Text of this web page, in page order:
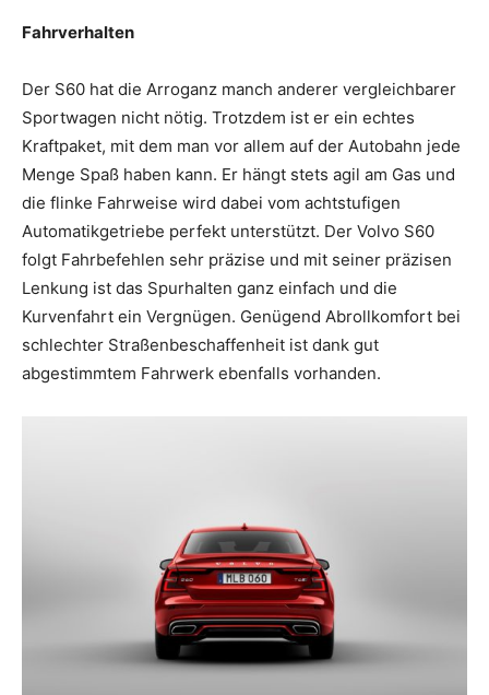
Fahrverhalten
Der S60 hat die Arroganz manch anderer vergleichbarer
Sportwagen nicht nötig. Trotzdem ist er ein echtes
Kraftpaket, mit dem man vor allem auf der Autobahn jede
Menge Spaß haben kann. Er hängt stets agil am Gas und
die flinke Fahrweise wird dabei vom achtstufigen
Automatikgetriebe perfekt unterstützt. Der Volvo S60
folgt Fahrbefehlen sehr präzise und mit seiner präzisen
Lenkung ist das Spurhalten ganz einfach und die
Kurvenfahrt ein Vergnügen. Genügend Abrollkomfort bei
schlechter Straßenbeschaffenheit ist dank gut
abgestimmtem Fahrwerk ebenfalls vorhanden.